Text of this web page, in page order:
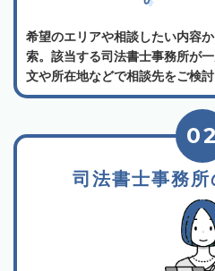
希望のエリアや相談したい内容
索。該当する司法書士事務所が
文や所在地などで相談先をご検討
司法書士事務
02